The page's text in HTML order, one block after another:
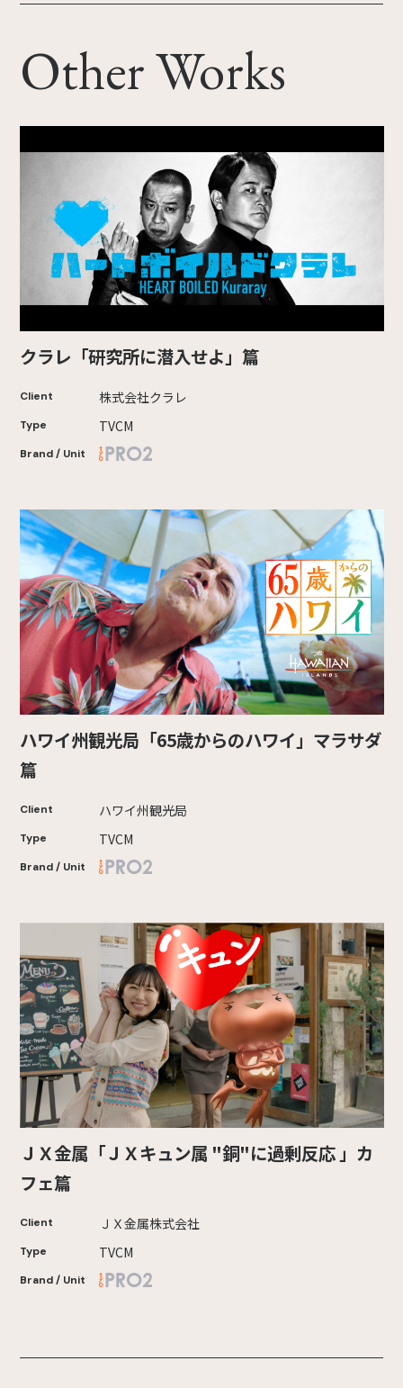
Other Works
クラレ「研究所に潜入せよ」篇
Client 株式会社クラレ
Type TVCM
Brand / Unit
ハワイ州観光局「65歳からのハワイ」マラサダ
篇
Client ハワイ州観光局
Type TVCM
Brand / Unit
ＪＸ金属「ＪＸキュン属 "銅"に過剰反応 」カ
フェ篇
Client ＪＸ金属株式会社
Type TVCM
Brand / Unit